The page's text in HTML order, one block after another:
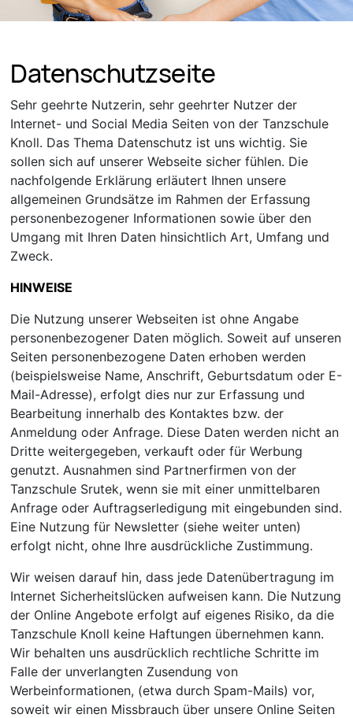
Datenschutzseite
Sehr geehrte Nutzerin, sehr geehrter Nutzer der
Internet- und Social Media Seiten von der Tanzschule
Knoll. Das Thema Datenschutz ist uns wichtig. Sie
sollen sich auf unserer Webseite sicher fühlen. Die
nachfolgende Erklärung erläutert Ihnen unsere
allgemeinen Grundsätze im Rahmen der Erfassung
personenbezogener Informationen sowie über den
Umgang mit Ihren Daten hinsichtlich Art, Umfang und
Zweck.
HINWEISE
Die Nutzung unserer Webseiten ist ohne Angabe
personenbezogener Daten möglich. Soweit auf unseren
Seiten personenbezogene Daten erhoben werden
(beispielsweise Name, Anschrift, Geburtsdatum oder E-
Mail-Adresse), erfolgt dies nur zur Erfassung und
Bearbeitung innerhalb des Kontaktes bzw. der
Anmeldung oder Anfrage. Diese Daten werden nicht an
Dritte weitergegeben, verkauft oder für Werbung
genutzt. Ausnahmen sind Partnerfirmen von der
Tanzschule Srutek, wenn sie mit einer unmittelbaren
Anfrage oder Auftragserledigung mit eingebunden sind.
Eine Nutzung für Newsletter (siehe weiter unten)
erfolgt nicht, ohne Ihre ausdrückliche Zustimmung.
Wir weisen darauf hin, dass jede Datenübertragung im
Internet Sicherheitslücken aufweisen kann. Die Nutzung
der Online Angebote erfolgt auf eigenes Risiko, da die
Tanzschule Knoll keine Haftungen übernehmen kann.
Wir behalten uns ausdrücklich rechtliche Schritte im
Falle der unverlangten Zusendung von
Werbeinformationen, (etwa durch Spam-Mails) vor,
soweit wir einen Missbrauch über unsere Online Seiten